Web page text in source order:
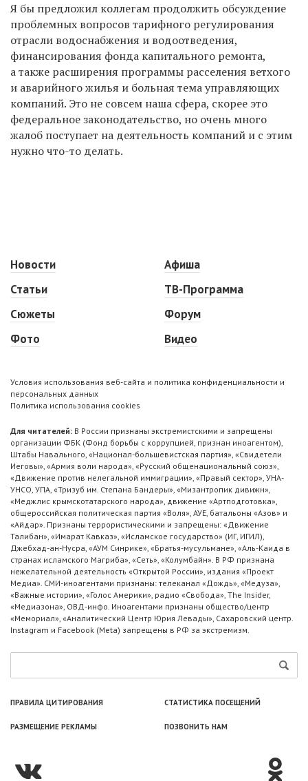
Я бы предложил коллегам продолжить обсуждение
проблемных вопросов тарифного регулирования
отрасли водоснабжения и водоотведения,
финансирования фонда капитального ремонта,
а также расширения программы расселения ветхого
и аварийного жилья и больная тема управляющих
компаний. Это не совсем наша сфера, скорее это
федеральное законодательство, но очень много
жалоб поступает на деятельность компаний и с этим
нужно что-то делать.
Новости
Статьи
Сюжеты
Фото
Афиша
ТВ-Программа
Форум
Видео
Условия использования веб-сайта и политика конфиденциальности и
персональных данных
Политика использования cookies
Для читателей: В России признаны экстремистскими и запрещены
организации ФБК (Фонд борьбы с коррупцией, признан иноагентом),
Штабы Навального, «Национал-большевистская партия», «Свидетели
Иеговы», «Армия воли народа», «Русский общенациональный союз»,
«Движение против нелегальной иммиграции», «Правый сектор», УНА-
УНСО, УПА, «Тризуб им. Степана Бандеры», «Мизантропик дивижн»,
«Меджлис крымскотатарского народа», движение «Артподготовка»,
общероссийская политическая партия «Воля», АУЕ, батальоны «Азов» и
«Айдар». Признаны террористическими и запрещены: «Движение
Талибан», «Имарат Кавказ», «Исламское государство» (ИГ, ИГИЛ),
Джебхад-ан-Нусра, «АУМ Синрике», «Братья-мусульмане», «Аль-Каида в
странах исламского Магриба», «Сеть», «Колумбайн». В РФ признана
нежелательной деятельность «Открытой России», издания «Проект
Медиа». СМИ-иноагентами признаны: телеканал «Дождь», «Медуза»,
«Важные истории», «Голос Америки», радио «Свобода», The Insider,
«Медиазона», ОВД-инфо. Иноагентами признаны общество/центр
«Мемориал», «Аналитический Центр Юрия Левады», Сахаровский центр.
Instagram и Facebook (Metа) запрещены в РФ за экстремизм.
ПРАВИЛА ЦИТИРОВАНИЯ СТАТИСТИКА ПОСЕЩЕНИЙ
РАЗМЕЩЕНИЕ РЕКЛАМЫ ПОЗВОНИТЬ НАМ